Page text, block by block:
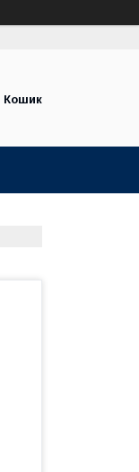
Кошик